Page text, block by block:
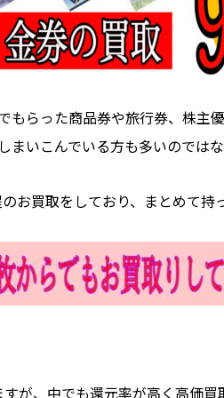
もらった商品券や旅行券、株主
まいこんでいる方も多いのでは
お買取をしており、まとめて持
が、中でも還元率が高く高価買